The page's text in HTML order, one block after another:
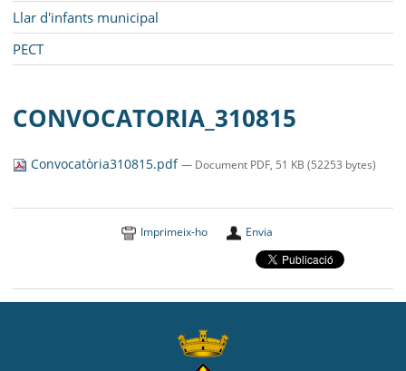
Llar d'infants municipal
PECT
CONVOCATORIA_310815
Convocatòria310815.pdf— Document PDF, 51 KB (52253 bytes)
Imprimeix-ho Envia